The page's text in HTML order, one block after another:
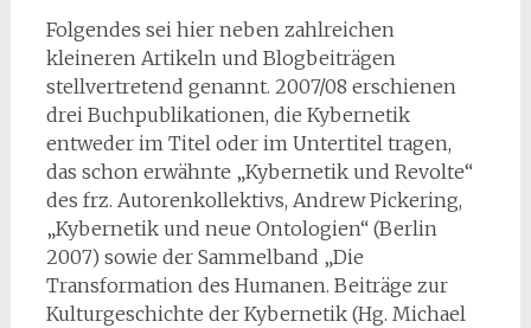
Folgendes sei hier neben zahlreichen
kleineren Artikeln und Blogbeiträgen
stellvertretend genannt. 2007/08 erschienen
drei Buchpublikationen, die Kybernetik
entweder im Titel oder im Untertitel tragen,
das schon erwähnte „Kybernetik und Revolte“
des frz. Autorenkollektivs, Andrew Pickering,
„Kybernetik und neue Ontologien“ (Berlin
2007) sowie der Sammelband „Die
Transformation des Humanen. Beiträge zur
Kulturgeschichte der Kybernetik (Hg. Michael